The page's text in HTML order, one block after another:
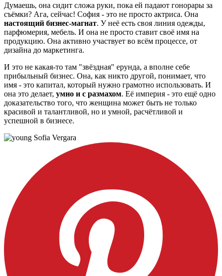
Думаешь, она сидит сложа руки, пока ей падают гонорары за
съёмки? Ага, сейчас! София - это не просто актриса. Она
настоящий бизнес-магнат. У неё есть своя линия одежды,
парфюмерия, мебель. И она не просто ставит своё имя на
продукцию. Она активно участвует во всём процессе, от
дизайна до маркетинга.
И это не какая-то там "звёздная" ерунда, а вполне себе
прибыльный бизнес. Она, как никто другой, понимает, что
имя - это капитал, который нужно грамотно использовать. И
она это делает, умно и с размахом. Её империя - это ещё одно
доказательство того, что женщина может быть не только
красивой и талантливой, но и умной, расчётливой и
успешной в бизнесе.